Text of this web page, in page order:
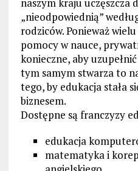
naszym kraju uczęszcza
„nieodpowiednią”
rodziców. Ponieważ
pomocy w nauce,
konieczne, aby
tym samym stwarza to
tego, by edukacja stała
biznesem.
Dostępne są franczyzy
edukacja
matematyka i